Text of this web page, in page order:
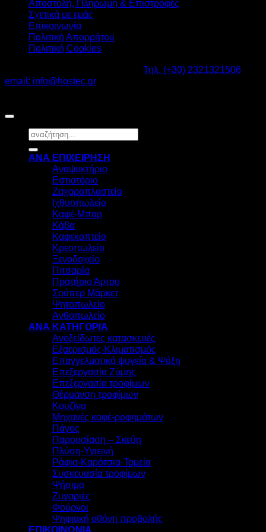
Αποστολή, Πληρωμή & Επιστροφές
Σχετικά με εμάς
Επικοινωνία
Πολιτική Απορρήτου
Πολιτική Cookies
Τηλ. (+30) 2321321506
email: info@hostec.gr
Αναζήτηση
για:
ΑΝΑ ΕΠΙΧΕΙΡΗΣΗ
Αναψυκτήριο
Εστιατόριο
Ζαχαροπλαστείο
Ιχθυοπωλείο
Καφέ-Μπαρ
Κάβα
Καφεκοπτείο
Κρεοπωλείο
Ξενοδοχείο
Πιτσαρία
Πρατήριο Άρτου
Σούπερ Μάρκετ
Ψητοπωλείο
Ανθοπωλείο
ΑΝΑ ΚΑΤΗΓΟΡΙΑ
Ανοξείδωτες κατασκευές
Εξαερισμός-Κλιματισμός
Επαγγελματικά ψυγεία & Ψύξη
Επεξεργασία Ζύμης
Επεξεργασία τροφίμων
Θέρμανση τροφίμων
Κουζίνα
Μηχανές καφέ-ροφημάτων
Πάγος
Παρουσίαση – Σκεύη
Πλύση-Υγιεινή
Ράφια-Καρότσια-Ταμεία
Συσκευασία τροφίμων
Ψήσιμο
Ζυγαριές
Φούρνοι
Ψηφιακή οθόνη προβολής
ΕΠΙΚΟΙΝΩΝΙΑ